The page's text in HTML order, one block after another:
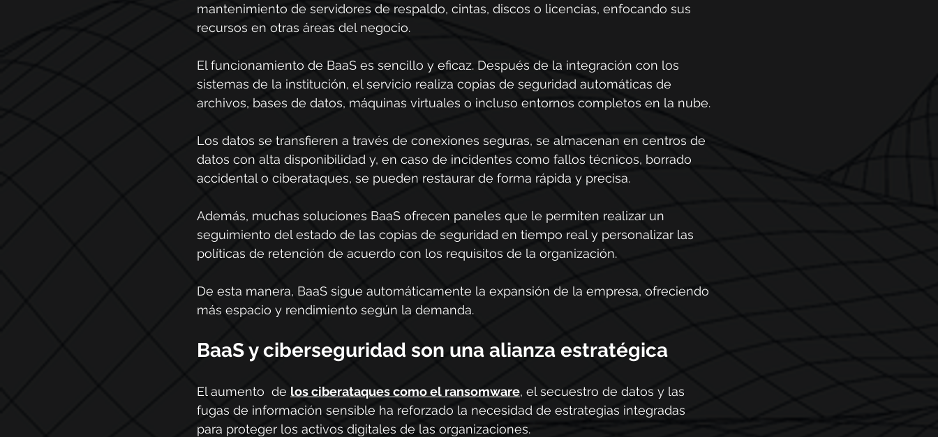
mantenimiento de servidores de respaldo, cintas, discos o licencias, enfocando sus
recursos en otras áreas del negocio.
El funcionamiento de BaaS es sencillo y eficaz. Después de la integración con los
sistemas de la institución, el servicio realiza copias de seguridad automáticas de
archivos, bases de datos, máquinas virtuales o incluso entornos completos en la nube.
Los datos se transfieren a través de conexiones seguras, se almacenan en centros de
datos con alta disponibilidad y, en caso de incidentes como fallos técnicos, borrado
accidental o ciberataques, se pueden restaurar de forma rápida y precisa.
Además, muchas soluciones BaaS ofrecen paneles que le permiten realizar un
seguimiento del estado de las copias de seguridad en tiempo real y personalizar las
políticas de retención de acuerdo con los requisitos de la organización.
De esta manera, BaaS sigue automáticamente la expansión de la empresa, ofreciendo
más espacio y rendimiento según la demanda.
BaaS y ciberseguridad son una alianza estratégica
El aumento  de los ciberataques como el ransomware, el secuestro de datos y las
fugas de información sensible ha reforzado la necesidad de estrategias integradas
para proteger los activos digitales de las organizaciones.